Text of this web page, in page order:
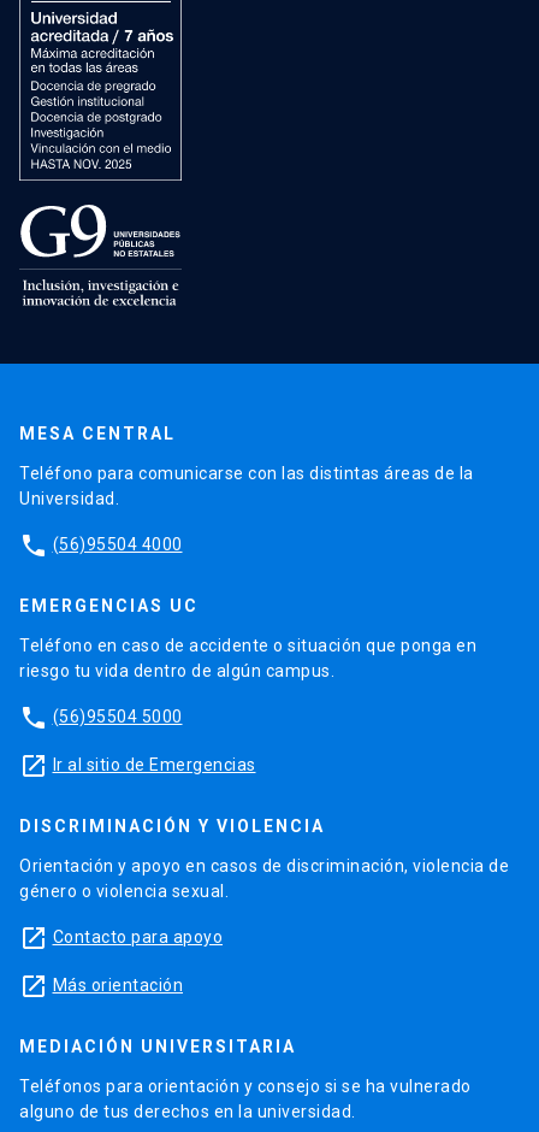
MESA CENTRAL
Teléfono para comunicarse con las distintas áreas de la
Universidad.
phone (56)95504 4000
EMERGENCIAS UC
Teléfono en caso de accidente o situación que ponga en
riesgo tu vida dentro de algún campus.
phone (56)95504 5000
launch Ir al sitio de Emergencias
DISCRIMINACIÓN Y VIOLENCIA
Orientación y apoyo en casos de discriminación, violencia de
género o violencia sexual.
launch Contacto para apoyo
launch Más orientación
MEDIACIÓN UNIVERSITARIA
Teléfonos para orientación y consejo si se ha vulnerado
alguno de tus derechos en la universidad.